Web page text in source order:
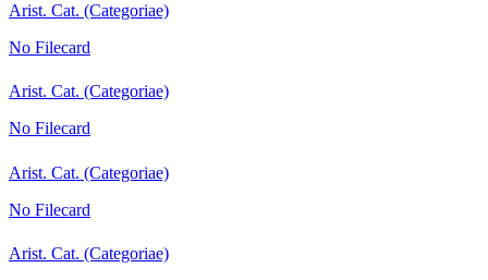
Arist. Cat. (Categoriae)
No Filecard
Arist. Cat. (Categoriae)
No Filecard
Arist. Cat. (Categoriae)
No Filecard
Arist. Cat. (Categoriae)